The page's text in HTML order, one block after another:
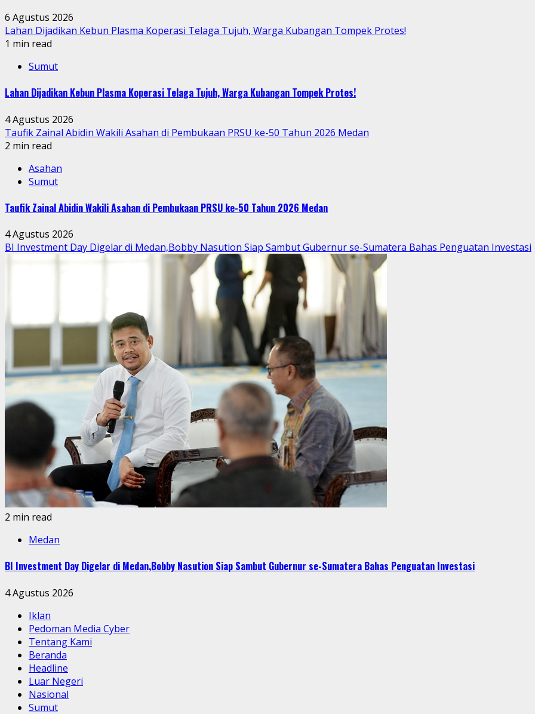
6 Agustus 2026
Lahan Dijadikan Kebun Plasma Koperasi Telaga Tujuh, Warga Kubangan Tompek Protes!
1 min read
Sumut
Lahan Dijadikan Kebun Plasma Koperasi Telaga Tujuh, Warga Kubangan Tompek Protes!
4 Agustus 2026
Taufik Zainal Abidin Wakili Asahan di Pembukaan PRSU ke-50 Tahun 2026 Medan
2 min read
Asahan
Sumut
Taufik Zainal Abidin Wakili Asahan di Pembukaan PRSU ke-50 Tahun 2026 Medan
4 Agustus 2026
BI Investment Day Digelar di Medan,Bobby Nasution Siap Sambut Gubernur se-Sumatera Bahas Penguatan Investasi
2 min read
Medan
BI Investment Day Digelar di Medan,Bobby Nasution Siap Sambut Gubernur se-Sumatera Bahas Penguatan Investasi
4 Agustus 2026
Iklan
Pedoman Media Cyber
Tentang Kami
Beranda
Headline
Luar Negeri
Nasional
Sumut